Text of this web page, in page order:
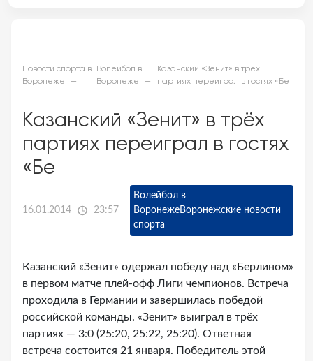
Новости спорта в
Воронеже
Волейбол в
Воронеже
Казанский «Зенит» в трёх
партиях переиграл в гостях «Бе
Казанский «Зенит» в трёх
партиях переиграл в гостях
«Бе
16.01.2014 23:57
Волейбол в
ВоронежеВоронежские новости
спорта
Казанский «Зенит» одержал победу над «Берлином»
в первом матче плей-офф Лиги чемпионов. Встреча
проходила в Германии и завершилась победой
российской команды. «Зенит» выиграл в трёх
партиях — 3:0 (25:20, 25:22, 25:20). Ответная
встреча состоится 21 января. Победитель этой